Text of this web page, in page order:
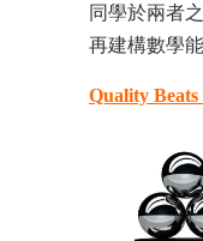
同學於兩者
再建構數學
Quality